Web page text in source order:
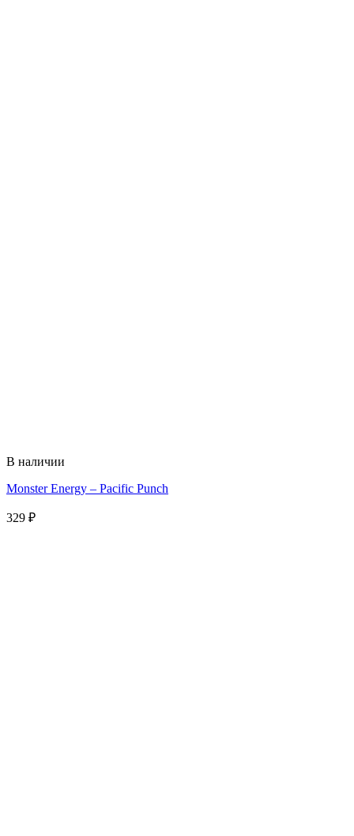
В наличии
Monster Energy – Pacific Punch
329 ₽